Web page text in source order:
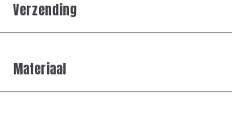
Verzending
Materiaal